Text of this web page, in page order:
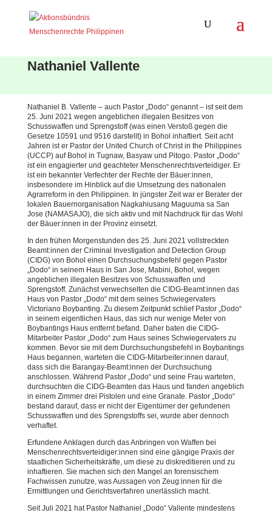
Nathaniel Vallente
Nathaniel B. Vallente – auch Pastor „Dodo“ genannt – ist seit dem
25. Juni 2021 wegen angeblichen illegalen Besitzes von
Schusswaffen und Sprengstoff (was einen Verstoß gegen die
Gesetze 10591 und 9516 darstellt) in Bohol inhaftiert. Seit acht
Jahren ist er Pastor der United Church of Christ in the Philippines
(UCCP) auf Bohol in Tugnaw, Basyaw und Pitogo. Pastor „Dodo“
ist ein engagierter und geachteter Menschenrechtsverteidiger. Er
ist ein bekannter Verfechter der Rechte der Bäuer:innen,
insbesondere im Hinblick auf die Umsetzung des nationalen
Agrarreform in den Philippinen. In jüngster Zeit war er Berater der
lokalen Bauernorganisation Nagkahiusang Maguuma sa San
Jose (NAMASAJO), die sich aktiv und mit Nachdruck für das Wohl
der Bäuer:innen in der Provinz einsetzt.
In den frühen Morgenstunden des 25. Juni 2021 vollstreckten
Beamt:innen der Criminal Investigation and Detection Group
(CIDG) von Bohol einen Durchsuchungsbefehl gegen Pastor
„Dodo“ in seinem Haus in San Jose, Mabini, Bohol, wegen
angeblichen illegalen Besitzes von Schusswaffen und
Sprengstoff. Zunächst verwechselten die CIDG-Beamt:innen das
Haus von Pastor „Dodo“ mit dem seines Schwiegervaters
Victoriano Boybanting. Zu diesem Zeitpunkt schlief Pastor „Dodo“
in seinem eigentlichen Haus, das sich nur wenige Meter von
Boybantings Haus entfernt befand. Daher baten die CIDG-
Mitarbeiter Pastor „Dodo“ zum Haus seines Schwiegervaters zu
kommen. Bevor sie mit dem Durchsuchungsbefehl in Boybantings
Haus begannen, warteten die CIDG-Mitarbeiter:innen darauf,
dass sich die Barangay-Beamt:innen der Durchsuchung
anschlossen. Während Pastor „Dodo“ und seine Frau warteten,
durchsuchten die CIDG-Beamten das Haus und fanden angeblich
in einem Zimmer drei Pistolen und eine Granate. Pastor „Dodo“
bestand darauf, dass er nicht der Eigentümer der gefundenen
Schusswaffen und des Sprengstoffs sei, wurde aber dennoch
verhaftet.
Erfundene Anklagen durch das Anbringen von Waffen bei
Menschenrechtsverteidiger:innen sind eine gängige Praxis der
staatlichen Sicherheitskräfte, um diese zu diskreditieren und zu
inhaftieren. Sie machen sich den Mangel an forensischem
Fachwissen zunutze, was Aussagen von Zeug:innen für die
Ermittlungen und Gerichtsverfahren unerlässlich macht.
Seit Juli 2021 hat Pastor Nathaniel „Dodo“ Vallente mindestens